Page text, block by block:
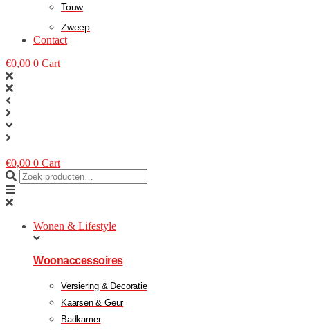
Touw
Zweep
Contact
€0,00 0 Cart
€0,00 0 Cart
Wonen & Lifestyle
Woonaccessoires
Versiering & Decoratie
Kaarsen & Geur
Badkamer